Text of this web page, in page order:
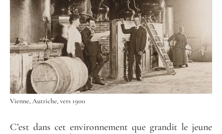
Vienne, Autriche, vers 1900
C’est dans cet environnement que grandit le jeune